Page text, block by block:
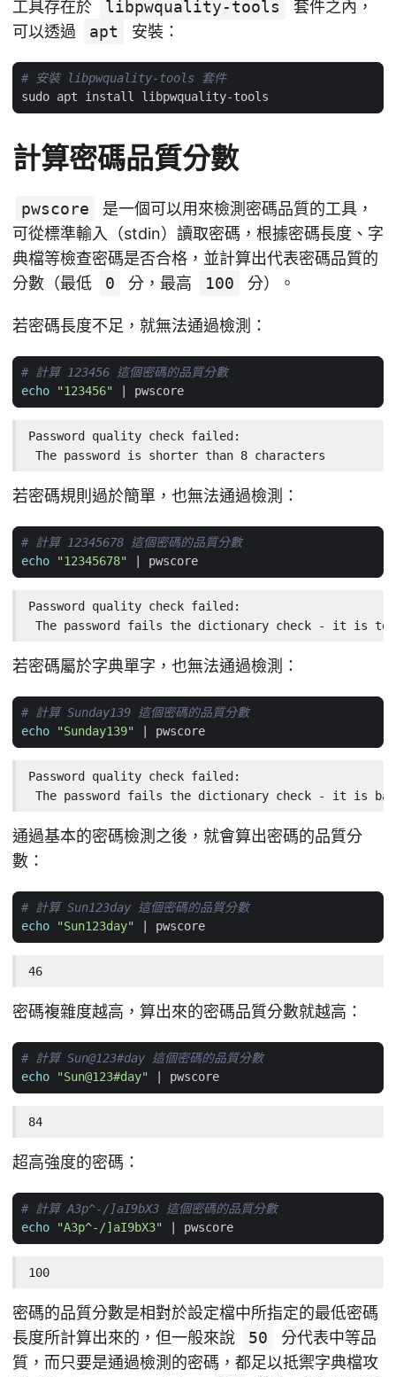
工具存在於 libpwquality-tools
套件之內，
可以透過
apt 安裝：
# 安裝 libpwquality-tools 套件
計算密碼品質分數
pwscore
是一個可以用來檢測密碼品質的工具，
可從標準輸入（stdin）讀取密碼，根據密碼長度、字
典檔等檢查密碼是否合格，並計算出代表密碼品質的
分數（最低
0 分，最高 100 分）。
若密碼長度不足，就無法通過檢測：
# 計算 123456 這個密碼的品質分數
echo
"123456"
Password quality check failed:
The password is shorter than 8 characters
若密碼規則過於簡單，也無法通過檢測：
# 計算 12345678 這個密碼的品質分數
echo
"12345678"
Password quality check failed:
The password fails the dictionary check - it is
若密碼屬於字典單字，也無法通過檢測：
# 計算 Sunday139 這個密碼的品質分數
echo
"Sunday139"
Password quality check failed:
The password fails the dictionary check - it is
通過基本的密碼檢測之後，就會算出密碼的品質分
數：
# 計算 Sun123day 這個密碼的品質分數
echo
"Sun123day"
46
密碼複雜度越高，算出來的密碼品質分數就越高：
# 計算 Sun@123#day 這個密碼的品質分數
echo
"Sun@123#day"
84
超高強度的密碼：
# 計算 A3p^-/]aI9bX3 這個密碼的品質分數
echo
"A3p^-/]aI9bX3"
100
密碼的品質分數是相對於設定檔中所指定的最低密碼
長度所計算出來的，但一般來說
50
分代表中等品
質，而只要是通過檢測的密碼，都足以抵禦字典檔攻